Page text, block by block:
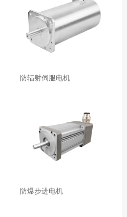
防辐射伺服电机
防爆步进电机